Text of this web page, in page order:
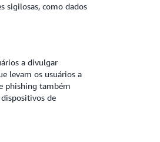
sigilosas, como dados
a divulgar
levam os usuários a
phishing também
de